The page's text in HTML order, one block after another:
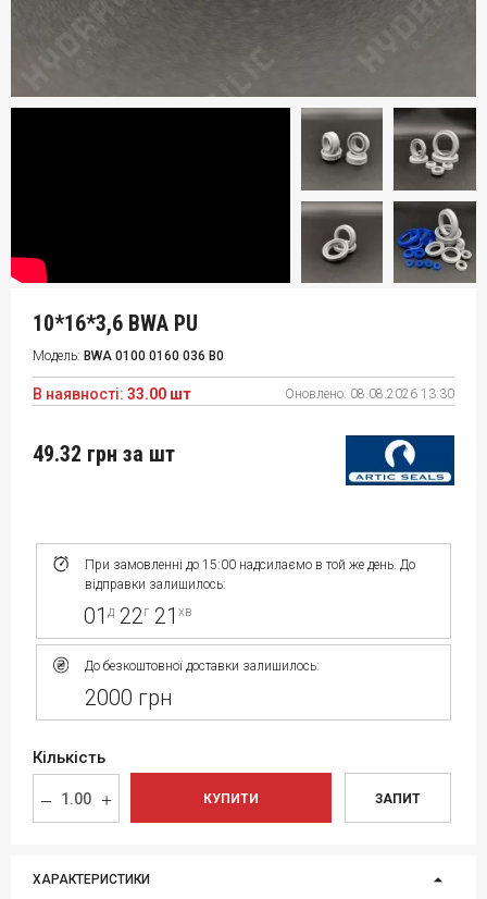
10*16*3,6 BWA PU
Модель: BWA 0100 0160 036 B0
В наявності: 33.00 шт Оновлено: 08.08.2026 13:30
При замовленні до 15:00 надсилаємо в той же день. До
відправки залишилось:
01д 22 г 21хв
До безкоштовної доставки залишилось:
2000 грн
49.32 грн за шт
Кількість
КУПИТИ ЗАПИТ
ХАРАКТЕРИСТИКИ